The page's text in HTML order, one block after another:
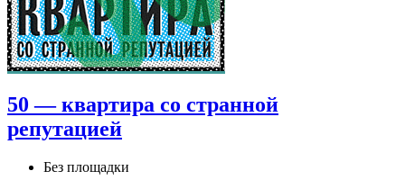
50 — квартира со странной
репутацией
Без площадки